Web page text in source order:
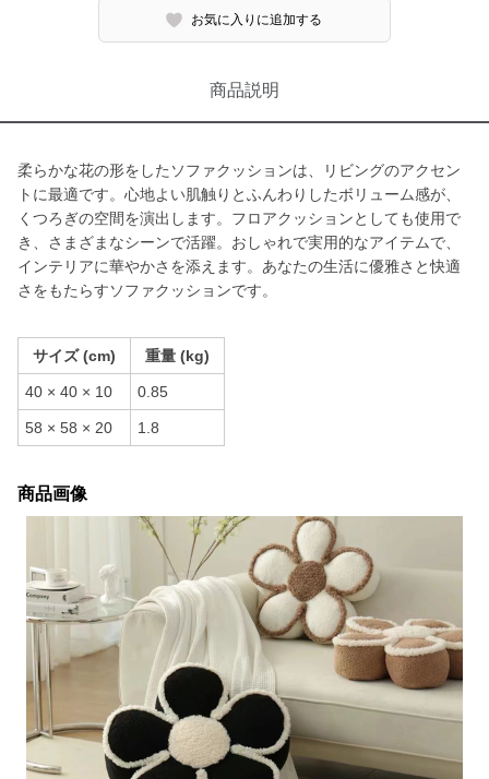
お気に入りに追加する
商品説明
柔らかな花の形をしたソファクッションは、リビングのアクセン
トに最適です。心地よい肌触りとふんわりしたボリューム感が、
くつろぎの空間を演出します。フロアクッションとしても使用で
き、さまざまなシーンで活躍。おしゃれで実用的なアイテムで、
インテリアに華やかさを添えます。あなたの生活に優雅さと快適
さをもたらすソファクッションです。
サイズ (cm) 重量 (kg)
40 × 40 × 10 0.85
58 × 58 × 20 1.8
商品画像